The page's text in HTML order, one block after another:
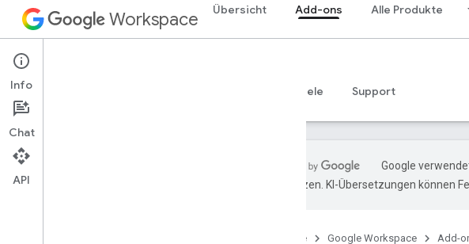
Workspace Übersicht Add-ons Alle Produkte
Add-ons
Übersicht Beispiele Support
Google
übersetzen. KI-Übersetzungen können
Startseite Google Workspace Add-
Info
Chat
API